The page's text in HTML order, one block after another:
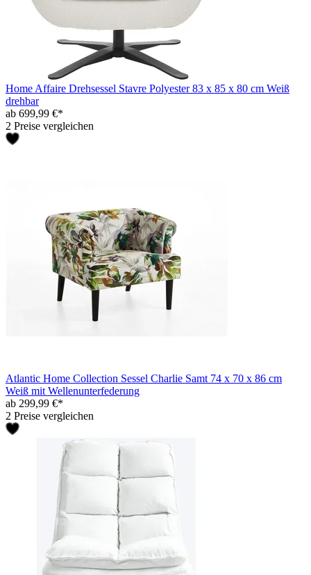
Home Affaire Drehsessel Stavre Polyester 83 x 85 x 80 cm Weiß
drehbar
ab 699,99 €*
2 Preise vergleichen
Atlantic Home Collection Sessel Charlie Samt 74 x 70 x 86 cm
Weiß mit Wellenunterfederung
ab 299,99 €*
2 Preise vergleichen